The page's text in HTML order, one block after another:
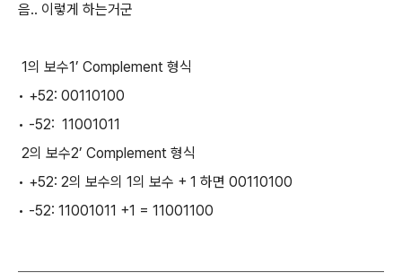
음.. 이렇게 하는거군
 1의 보수1’ Complement 형식
• +52: 00110100
• -52: 11001011
 2의 보수2’ Complement 형식
• +52: 2의 보수의 1의 보수 + 1 하면 00110100
• -52: 11001011 +1 = 11001100